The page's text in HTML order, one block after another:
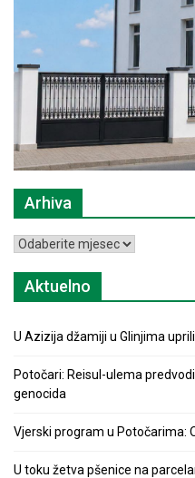
Arhiva
Arhiva
Aktuelno
U Azizija džamiji u Glinjima
Potočari: Reisul-ulema
genocida
Vjerski program u Potočarima:
U toku žetva pšenice na